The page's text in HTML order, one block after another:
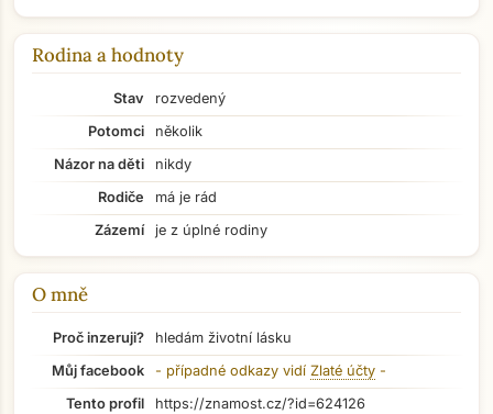
Přejít na hlavní obsah
Rodina a hodnoty
Stav
rozvedený
Potomci
několik
Názor na děti
nikdy
Rodiče
má je rád
Zázemí
je z úplné rodiny
O mně
Proč inzeruji?
hledám životní lásku
Můj facebook
- případné odkazy vidí Zlaté účty -
Tento profil
https://znamost.cz/?id=624126